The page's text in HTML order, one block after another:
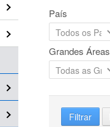
País
Grandes Áreas
Filtrar